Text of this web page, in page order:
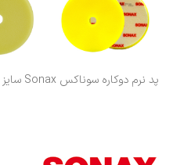
پد نرم دوکاره سوناکس Sonax سایز 143mm